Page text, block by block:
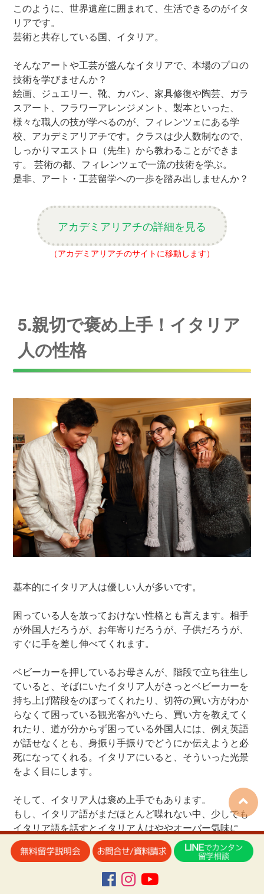
このように、世界遺産に囲まれて、生活できるのがイタ
リアです。
芸術と共存している国、イタリア。
そんなアートや工芸が盛んなイタリアで、本場のプロの
技術を学びませんか？
絵画、ジュエリー、靴、カバン、家具修復や陶芸、ガラ
スアート、フラワーアレンジメント、製本といった、
様々な職人の技が学べるのが、フィレンツェにある学
校、アカデミアリアチです。クラスは少人数制なので、
しっかりマエストロ（先生）から教わることができま
す。 芸術の都、フィレンツェで一流の技術を学ぶ。
是非、アート・工芸留学への一歩を踏み出しませんか？
アカデミアリアチの詳細を見る
（アカデミアリアチのサイトに移動します）
5.親切で褒め上手！イタリア
人の性格
基本的にイタリア人は優しい人が多いです。
困っている人を放っておけない性格とも言えます。相手
が外国人だろうが、お年寄りだろうが、子供だろうが、
すぐに手を差し伸べてくれます。
ベビーカーを押しているお母さんが、階段で立ち往生し
ていると、そばにいたイタリア人がさっとベビーカーを
持ち上げ階段をのぼってくれたり、切符の買い方がわか
らなくて困っている観光客がいたら、買い方を教えてく
れたり、道が分からず困っている外国人には、例え英語
が話せなくとも、身振り手振りでどうにか伝えようと必
死になってくれる。イタリアにいると、そういった光景
をよく目にします。
そして、イタリア人は褒め上手でもあります。
もし、イタリア語がまだほとんど喋れない中、少しでも
イタリア語を話すとイタリア人はややオーバー気味に
「すごい！イタリア語が上手だな！」と褒めてくれるで
しょう。
正直、こんなイタリア語で？！と驚くかもしれません
が、イタリア人は至って普通に、このように褒めてくれ